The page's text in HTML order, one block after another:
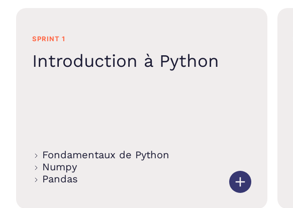
SPRINT 1
Introduction à Python
Fondamentaux de Python
Numpy
Pandas